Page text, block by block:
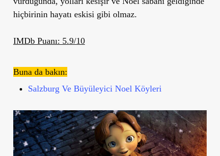
hiçbirinin hayatı eskisi gibi olmaz.
IMDb Puanı: 5.9/10
Buna da bakın:
Salzburg Ve Büyüleyici Noel Köyleri